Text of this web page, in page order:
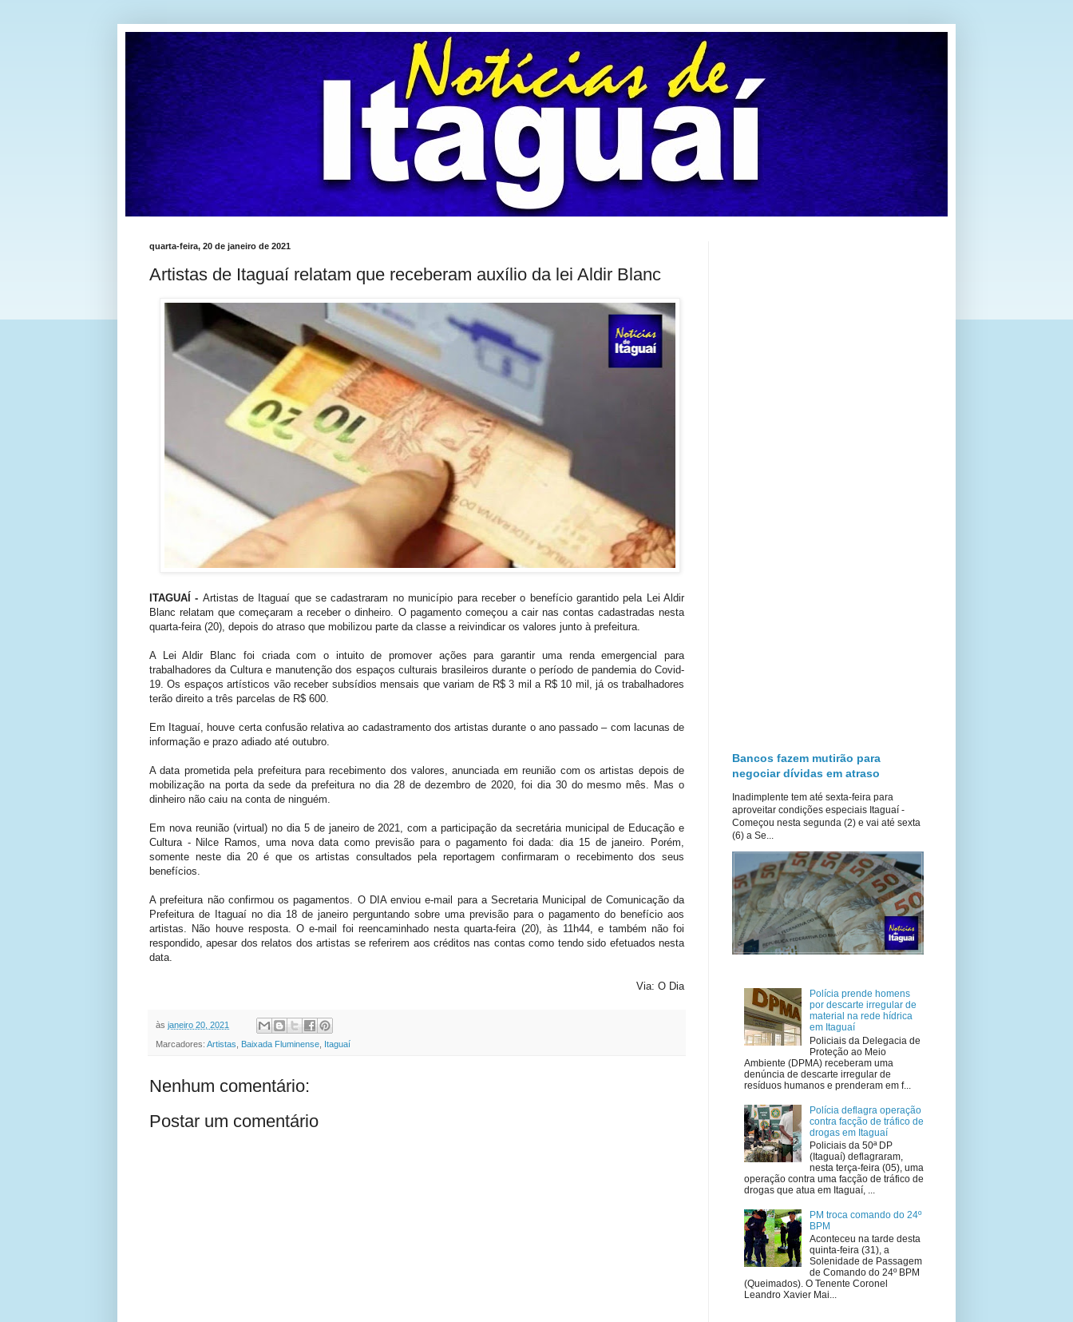
quarta-feira, 20 de janeiro de 2021
Artistas de Itaguaí relatam que receberam auxílio da lei Aldir Blanc
ITAGUAÍ - Artistas de Itaguaí que se cadastraram no município para receber o benefício garantido pela Lei Aldir
Blanc relatam que começaram a receber o dinheiro. O pagamento começou a cair nas contas cadastradas nesta
quarta-feira (20), depois do atraso que mobilizou parte da classe a reivindicar os valores junto à prefeitura.
A Lei Aldir Blanc foi criada com o intuito de promover ações para garantir uma renda emergencial para
trabalhadores da Cultura e manutenção dos espaços culturais brasileiros durante o período de pandemia do Covid-
19. Os espaços artísticos vão receber subsídios mensais que variam de R$ 3 mil a R$ 10 mil, já os trabalhadores
terão direito a três parcelas de R$ 600.
Em Itaguaí, houve certa confusão relativa ao cadastramento dos artistas durante o ano passado – com lacunas de
informação e prazo adiado até outubro.
A data prometida pela prefeitura para recebimento dos valores, anunciada em reunião com os artistas depois de
mobilização na porta da sede da prefeitura no dia 28 de dezembro de 2020, foi dia 30 do mesmo mês. Mas o
dinheiro não caiu na conta de ninguém.
Em nova reunião (virtual) no dia 5 de janeiro de 2021, com a participação da secretária municipal de Educação e
Cultura - Nilce Ramos, uma nova data como previsão para o pagamento foi dada: dia 15 de janeiro. Porém,
somente neste dia 20 é que os artistas consultados pela reportagem confirmaram o recebimento dos seus
benefícios.
A prefeitura não confirmou os pagamentos. O DIA enviou e-mail para a Secretaria Municipal de Comunicação da
Prefeitura de Itaguaí no dia 18 de janeiro perguntando sobre uma previsão para o pagamento do benefício aos
artistas. Não houve resposta. O e-mail foi reencaminhado nesta quarta-feira (20), às 11h44, e também não foi
respondido, apesar dos relatos dos artistas se referirem aos créditos nas contas como tendo sido efetuados nesta
data.
Via: O Dia
às janeiro 20, 2021
Marcadores: Artistas Baixada Fluminense Itaguaí
Nenhum comentário:
Postar um comentário
Bancos fazem mutirão para
negociar dívidas em atraso
Inadimplente tem até sexta-feira para
aproveitar condições especiais Itaguaí -
Começou nesta segunda (2) e vai até sexta
(6) a Se...
Polícia prende homens
por descarte irregular de
material na rede hídrica
em Itaguaí
Policiais da Delegacia de
Proteção ao Meio
Ambiente (DPMA) receberam uma
denúncia de descarte irregular de
resíduos humanos e prenderam em f...
Polícia deflagra operação
contra facção de tráfico de
drogas em Itaguaí
Policiais da 50ª DP
(Itaguaí) deflagraram,
nesta terça-feira (05), uma
operação contra uma facção de tráfico de
drogas que atua em Itaguaí, ...
PM troca comando do 24º
BPM
Aconteceu na tarde desta
quinta-feira (31), a
Solenidade de Passagem
de Comando do 24º BPM
(Queimados). O Tenente Coronel
Leandro Xavier Mai...